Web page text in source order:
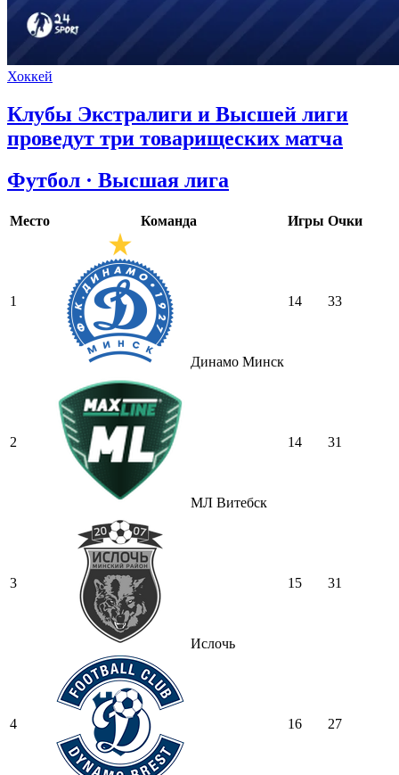
Хоккей
Клубы Экстралиги и Высшей лиги
проведут три товарищеских матча
Футбол · Высшая лига
Место Команда Игры Очки
1
Динамо Минск
14 33
2
МЛ Витебск
14 31
3
Ислочь
15 31
4 16 27